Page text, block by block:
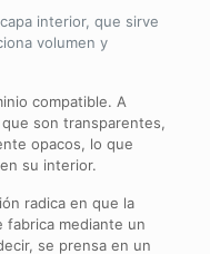
interior, que sirve
volumen y
compatible. A
son transparentes,
opacos, lo que
su interior.
radica en que la
fabrica mediante un
se prensa en un